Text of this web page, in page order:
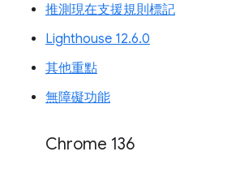
推測現在支援規則標記
Lighthouse 12.6.0
其他重點
無障礙功能
Chrome 136